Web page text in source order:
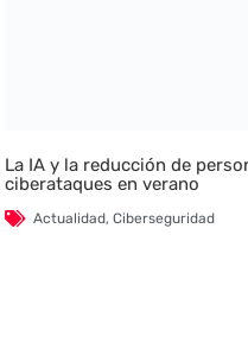
La IA y la reducción de
ciberataques en verano
Actualidad,Ciberseguridad